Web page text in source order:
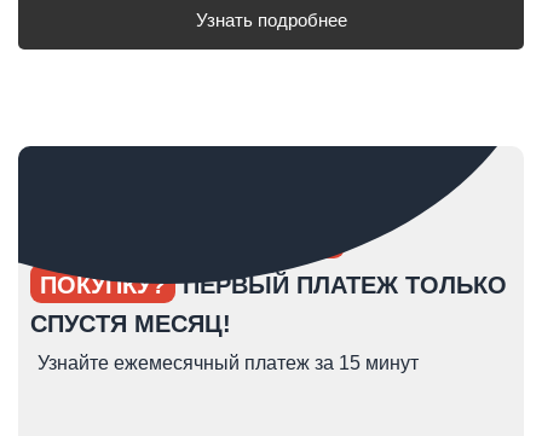
Узнать подробнее
ПОКУПКУ? ПЕРВЫЙ ПЛАТЕЖ ТОЛЬКО
СПУСТЯ МЕСЯЦ!
Узнайте ежемесячный платеж за 15 минут